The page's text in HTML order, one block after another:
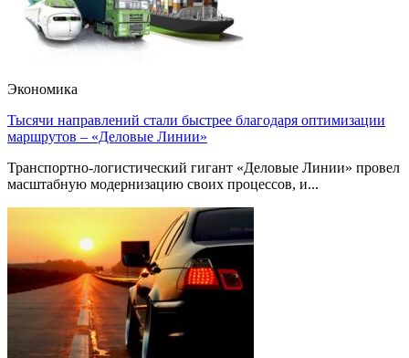
Экономика
Тысячи направлений стали быстрее благодаря оптимизации
маршрутов – «Деловые Линии»
Транспортно-логистический гигант «Деловые Линии» провел
масштабную модернизацию своих процессов, и...